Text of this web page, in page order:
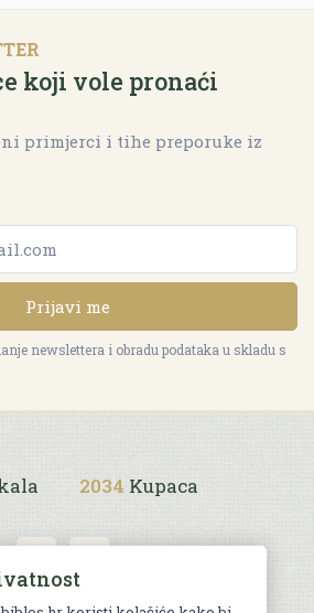
koji vole pronaći
primjerci i tihe preporuke iz
Prijavi me
newslettera i obradu podataka u skladu s
2034 Kupaca